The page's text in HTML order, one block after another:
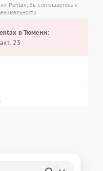
Pentax, Вы соглашаетесь с
в Тюмени:
23